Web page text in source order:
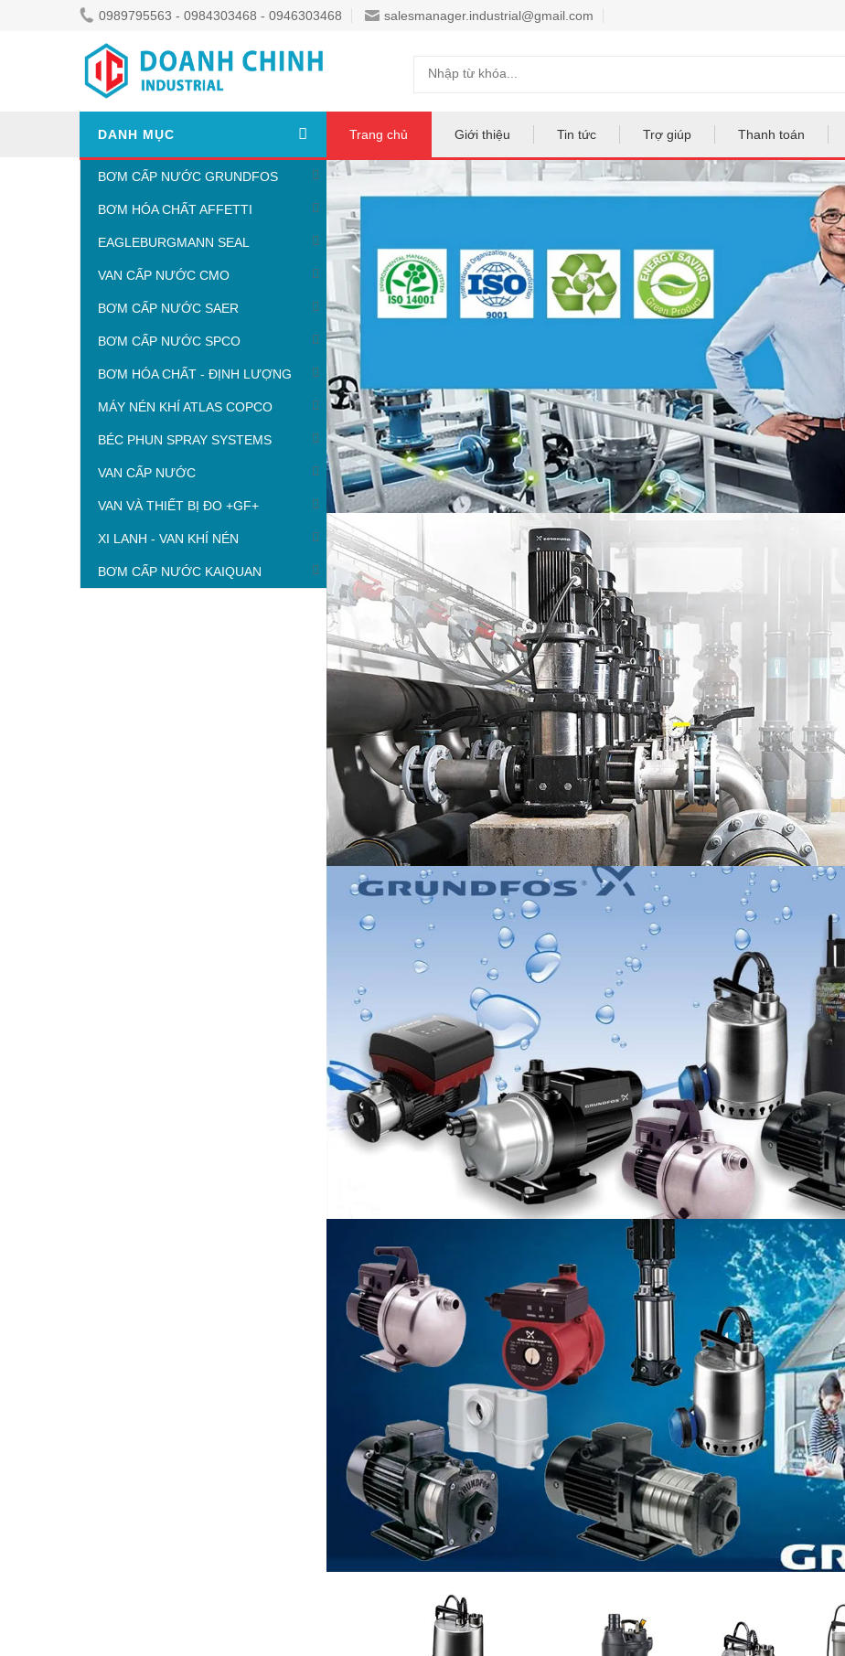
0989795563 - 0984303468 - 0946303468 salesmanager.industrial@gmail.com
DANH MỤC
BƠM CẤP NƯỚC GRUNDFOS
BƠM HÓA CHẤT AFFETTI
EAGLEBURGMANN SEAL
VAN CẤP NƯỚC CMO
BƠM CẤP NƯỚC SAER
BƠM CẤP NƯỚC SPCO
BƠM HÓA CHẤT - ĐỊNH LƯỢNG
MÁY NÉN KHÍ ATLAS COPCO
BÉC PHUN SPRAY SYSTEMS
VAN CẤP NƯỚC
VAN VÀ THIẾT BỊ ĐO +GF+
XI LANH - VAN KHÍ NÉN
BƠM CẤP NƯỚC KAIQUAN
Trang chủ Giới thiệu Tin tức Trợ giúp Thanh toán